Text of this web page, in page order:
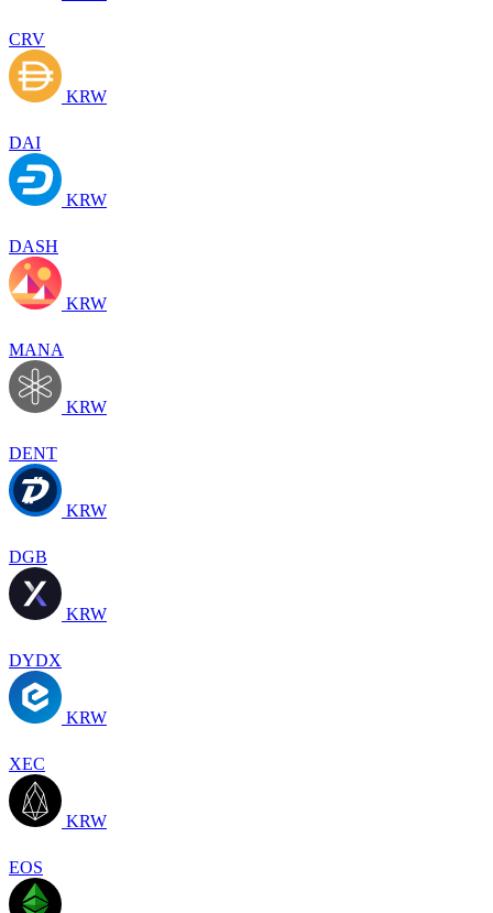
CRV
KRW
DAI
KRW
DASH
KRW
MANA
KRW
DENT
KRW
DGB
KRW
DYDX
KRW
XEC
KRW
EOS